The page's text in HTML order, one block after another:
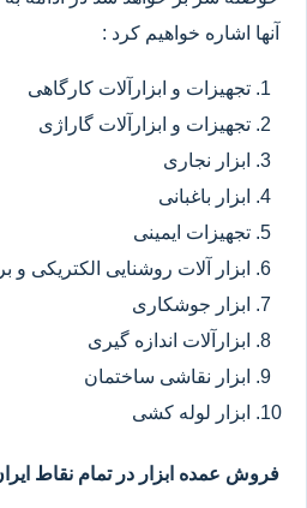
آنها اشاره خواهیم کرد :
تجهیزات و ابزارآلات کارگاهی
تجهیزات و ابزارآلات گاراژی
ابزار نجاری
ابزار باغبانی
تجهیزات ایمینی
ابزار آلات روشنایی الکتریکی
ابزار جوشکاری
ابزارآلات اندازه گیری
ابزار نقاشی ساختمان
ابزار لوله کشی
فروش عمده ابزار در تمام نقاط